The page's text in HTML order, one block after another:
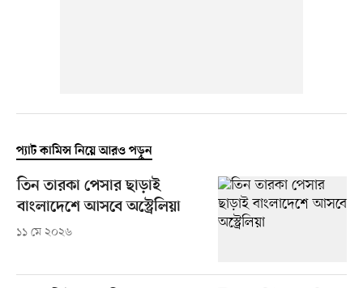
প্যাট কামিন্স নিয়ে আরও পড়ুন
তিন তারকা পেসার ছাড়াই
বাংলাদেশে আসবে অস্ট্রেলিয়া
১১ মে ২০২৬